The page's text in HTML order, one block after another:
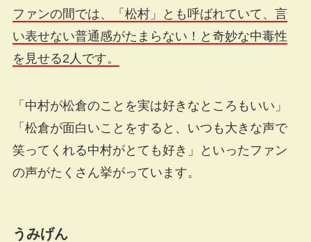
ファンの間では、「松村」とも呼ばれていて、言
い表せない普通感がたまらない！と奇妙な中毒性
を見せる2人です。
「中村が松倉のことを実は好きなところもいい」
「松倉が面白いことをすると、いつも大きな声で
笑ってくれる中村がとても好き」といったファン
の声がたくさん挙がっています。
うみげん